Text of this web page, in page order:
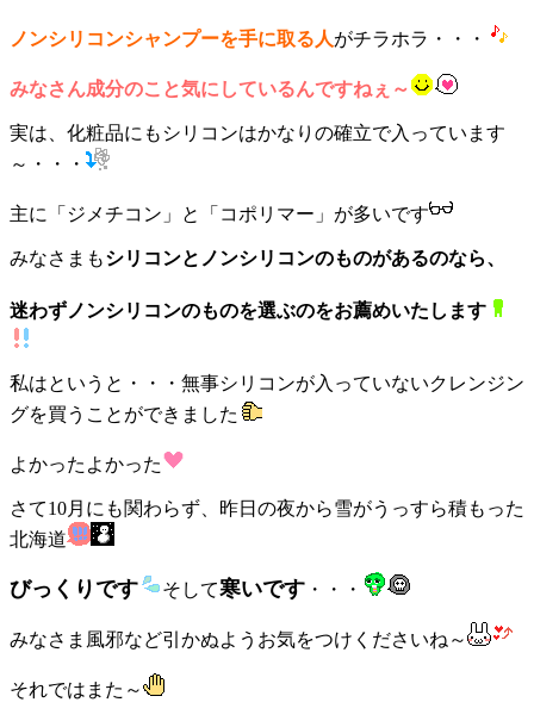
ノンシリコンシャンプーを手に取る人がチラホラ・・・
みなさん成分のこと気にしているんですねぇ～
実は、化粧品にもシリコンはかなりの確立で入っています
～・・・
主に「ジメチコン」と「コポリマー」が多いです
みなさまもシリコンとノンシリコンのものがあるのなら、
迷わずノンシリコンのものを選ぶのをお薦めいたします
私はというと・・・無事シリコンが入っていないクレンジン
グを買うことができました
よかったよかった
さて10月にも関わらず、昨日の夜から雪がうっすら積もった
北海道
びっくりです そして寒いです ・・・
みなさま風邪など引かぬようお気をつけくださいね～
それではまた～